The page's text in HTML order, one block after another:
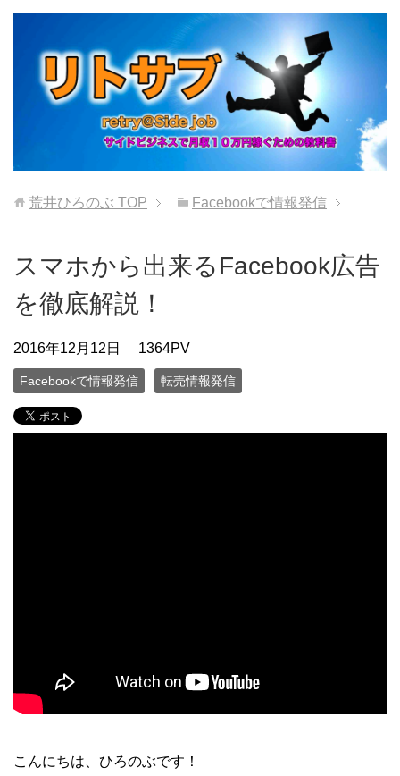
荒井ひろのぶ TOP Facebookで情報発信
スマホから出来るFacebook広告
を徹底解説！
2016年12月12日 1364PV
Facebookで情報発信 転売情報発信
こんにちは、ひろのぶです！